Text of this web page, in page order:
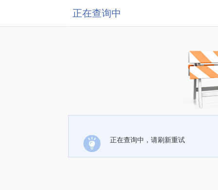
正在查询中
正在查询中，请刷新重试